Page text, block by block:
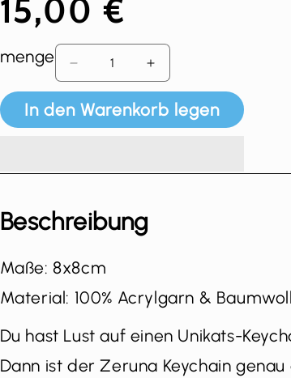
15,00 €
menge
Verringere die Menge für
Erhöhe die Menge
In den Warenkorb legen
Beschreibung
Maße: 8x8cm
Material: 100% Acrylgarn &
Du hast Lust auf einen Unikats-
Dann ist der Zeruna Keychain